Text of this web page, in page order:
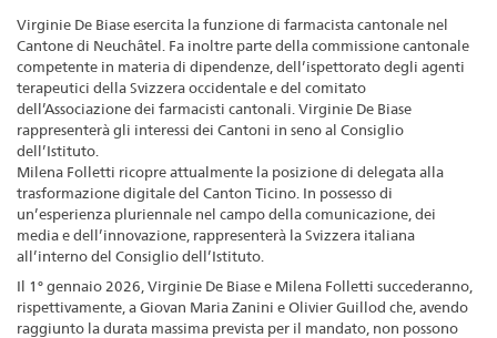
Virginie De Biase esercita la funzione di farmacista cantonale nel
Cantone di Neuchâtel. Fa inoltre parte della commissione cantonale
competente in materia di dipendenze, dell’ispettorato degli agenti
terapeutici della Svizzera occidentale e del comitato
dell’Associazione dei farmacisti cantonali. Virginie De Biase
rappresenterà gli interessi dei Cantoni in seno al Consiglio
dell’Istituto.
Milena Folletti ricopre attualmente la posizione di delegata alla
trasformazione digitale del Canton Ticino. In possesso di
un’esperienza pluriennale nel campo della comunicazione, dei
media e dell’innovazione, rappresenterà la Svizzera italiana
all’interno del Consiglio dell’Istituto.
Il 1° gennaio 2026, Virginie De Biase e Milena Folletti succederanno,
rispettivamente, a Giovan Maria Zanini e Olivier Guillod che, avendo
raggiunto la durata massima prevista per il mandato, non possono